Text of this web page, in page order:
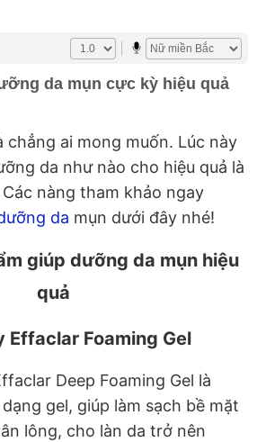
da mụn cực kỳ hiệu quả
chẳng ai mong muốn. Lúc này
da như nào cho hiệu quả là
nàng tham khảo ngay
da mụn dưới đây nhé!
giúp dưỡng da mụn hiệu
quả
Effaclar Foaming Gel
Deep Foaming Gel là
gel, giúp làm sạch bề mặt
lông, cho làn da trở nên